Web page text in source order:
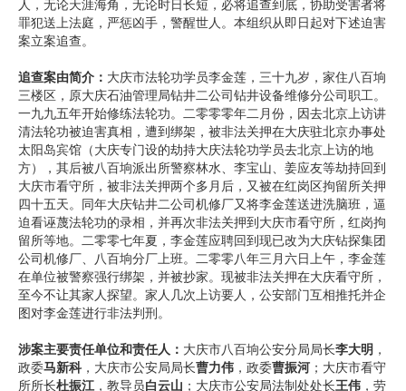
人，无论天涯海角，无论时日长短，必将追查到底，协助受害者将
罪犯送上法庭，严惩凶手，警醒世人。本组织从即日起对下述迫害
案立案追查。
追查案由简介： 大庆市法轮功学员李金莲，三十九岁，家住八百垧
三楼区，原大庆石油管理局钻井二公司钻井设备维修分公司职工。
一九九五年开始修练法轮功。二零零零年二月份，因去北京上访讲
清法轮功被迫害真相，遭到绑架，被非法关押在大庆驻北京办事处
太阳岛宾馆（大庆专门设的劫持大庆法轮功学员去北京上访的地
方），其后被八百垧派出所警察林水、李宝山、姜应友等劫持回到
大庆市看守所，被非法关押两个多月后，又被在红岗区拘留所关押
四十五天。同年大庆钻井二公司机修厂又将李金莲送进洗脑班，逼
迫看诬蔑法轮功的录相，并再次非法关押到大庆市看守所，红岗拘
留所等地。二零零七年夏，李金莲应聘回到现已改为大庆钻探集团
公司机修厂、八百垧分厂上班。二零零八年三月六日上午，李金莲
在单位被警察强行绑架，并被抄家。现被非法关押在大庆看守所，
至今不让其家人探望。家人几次上访要人，公安部门互相推托并企
图对李金莲进行非法判刑。
涉案主要责任单位和责任人： 大庆市八百垧公安分局局长李大明 ，
政委马新科 ，大庆市公安局局长曹力伟 ，政委曹振河 ；大庆市看守
所所长杜振江，教导员白云山 ；大庆市公安局法制处处长王伟 ，劳